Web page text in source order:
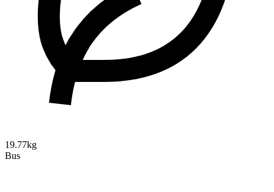
19.77kg
Bus